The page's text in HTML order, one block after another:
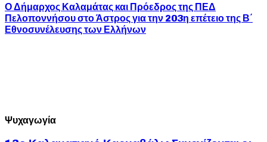
Ο Δήμαρχος Καλαμάτας και Πρόεδρος της ΠΕΔ
Πελοποννήσου στο Άστρος για την 203η επέτειο της Β΄
Εθνοσυνέλευσης των Ελλήνων
Ψυχαγωγία